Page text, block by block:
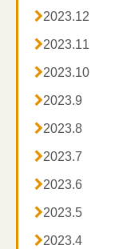
2023.12
2023.11
2023.10
2023.9
2023.8
2023.7
2023.6
2023.5
2023.4